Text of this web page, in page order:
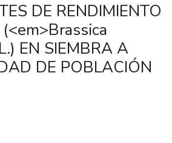
DE RENDIMIENTO
EN SIEMBRA A
DE POBLACIÓN